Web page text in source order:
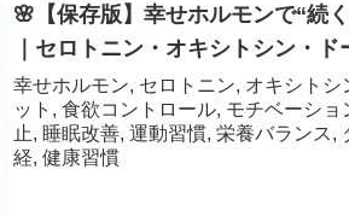
🌸【保存版】幸せホルモンで“続
｜セロトニン・オキシトシン・
幸せホルモン, セロトニン, オキシトシ
ット, 食欲コントロール, モチベーシ
止, 睡眠改善, 運動習慣, 栄養バランス,
経, 健康習慣